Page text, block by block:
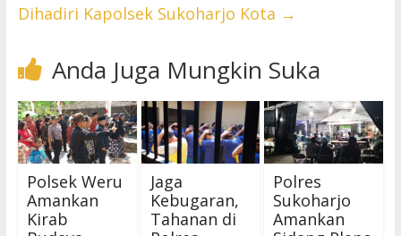
Dihadiri Kapolsek Sukoharjo Kota →
Anda Juga Mungkin Suka
Polsek Weru
Amankan
Kirab
Jaga
Kebugaran,
Tahanan di
Polres
Sukoharjo
Amankan